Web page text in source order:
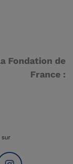
Fondation de
France :
sur